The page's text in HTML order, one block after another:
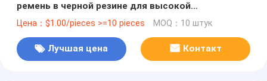
ремень в черной резине для высокой
температуры
Цена：$1.00/pieces >=10 pieces MOQ：10 штук
Лучшая цена Контакт